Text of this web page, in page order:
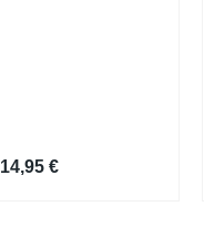
14,95€